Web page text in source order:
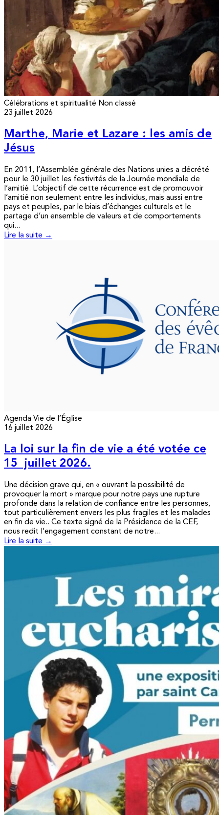
Célébrations et spiritualité Non classé
23 juillet 2026
Marthe, Marie et Lazare : les amis de
Jésus
En 2011, l’Assemblée générale des Nations unies a décrété
pour le 30 juillet les festivités de la Journée mondiale de
l’amitié. L’objectif de cette récurrence est de promouvoir
l’amitié non seulement entre les individus, mais aussi entre
pays et peuples, par le biais d’échanges culturels et le
partage d’un ensemble de valeurs et de comportements
qui...
Lire la suite →
Agenda Vie de l’Église
16 juillet 2026
La loi sur la fin de vie a été votée ce
15 juillet 2026.
Une décision grave qui, en « ouvrant la possibilité de
provoquer la mort » marque pour notre pays une rupture
profonde dans la relation de confiance entre les personnes,
tout particulièrement envers les plus fragiles et les malades
en fin de vie.. Ce texte signé de la Présidence de la CEF,
nous redit l’engagement constant de notre...
Lire la suite →